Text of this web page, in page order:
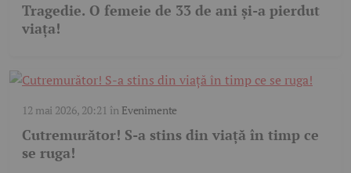
Tragedie. O femeie de 33 de ani și-a pierdut
viața!
12 mai 2026, 20:21 în Evenimente
Cutremurător! S-a stins din viață în timp ce
se ruga!